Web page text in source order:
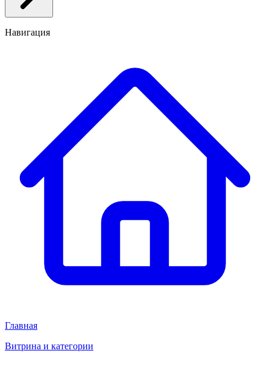
Навигация
Главная
Витрина и категории